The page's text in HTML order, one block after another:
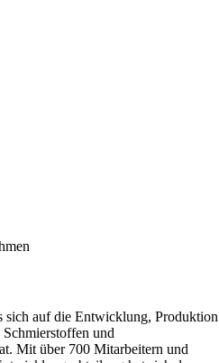
sich auf die Entwicklung, Produktion
und
Mit über 700 Mitarbeitern und